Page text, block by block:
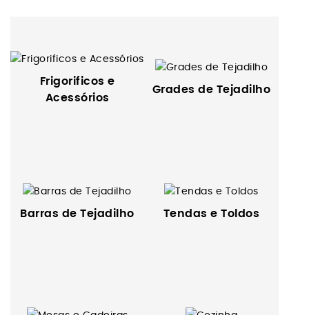
Frigorificos e
Acessórios
Grades de Tejadilho
Barras de Tejadilho Tendas e Toldos